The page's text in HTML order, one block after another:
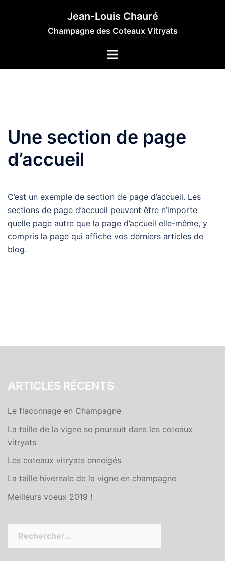
Jean-Louis Chauré
Champagne des Coteaux Vitryats
Une section de page
d’accueil
C’est un exemple de section de page d’accueil. Les
sections de page d’accueil peuvent être n’importe
quelle page autre que la page d’accueil elle-même, y
compris la page qui affiche vos derniers articles de
blog.
ARTICLES RÉCENTS
Le flaconnage en Champagne
La taille de la vigne se poursuit dans les coteaux
vitryats
Les coteaux vitryats enneigés
La taille hivernale de la vigne en champagne
Meilleurs voeux 2019 !